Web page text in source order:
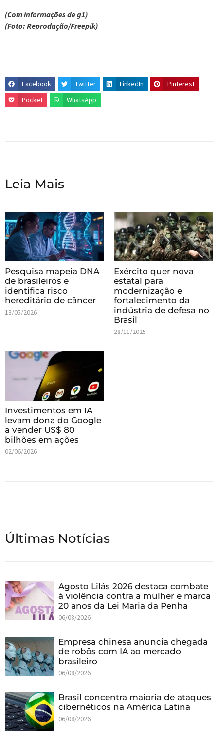
(Com informações de g1)
(Foto: Reprodução/Freepik)
Facebook Twitter LinkedIn
Pinterest
Pocket
WhatsApp
Leia Mais
Pesquisa mapeia DNA
de brasileiros e
identifica risco
hereditário de câncer
13/05/2026
Exército quer nova
estatal para
modernização e
fortalecimento da
indústria de defesa no
Brasil
28/11/2025
Investimentos em IA
levam dona do Google
a vender US$ 80
bilhões em ações
02/06/2026
Últimas Notícias
Agosto Lilás 2026 destaca combate
à violência contra a mulher e marca
20 anos da Lei Maria da Penha
06/08/2026
Empresa chinesa anuncia chegada
de robôs com IA ao mercado
brasileiro
06/08/2026
Brasil concentra maioria de ataques
cibernéticos na América Latina
06/08/2026